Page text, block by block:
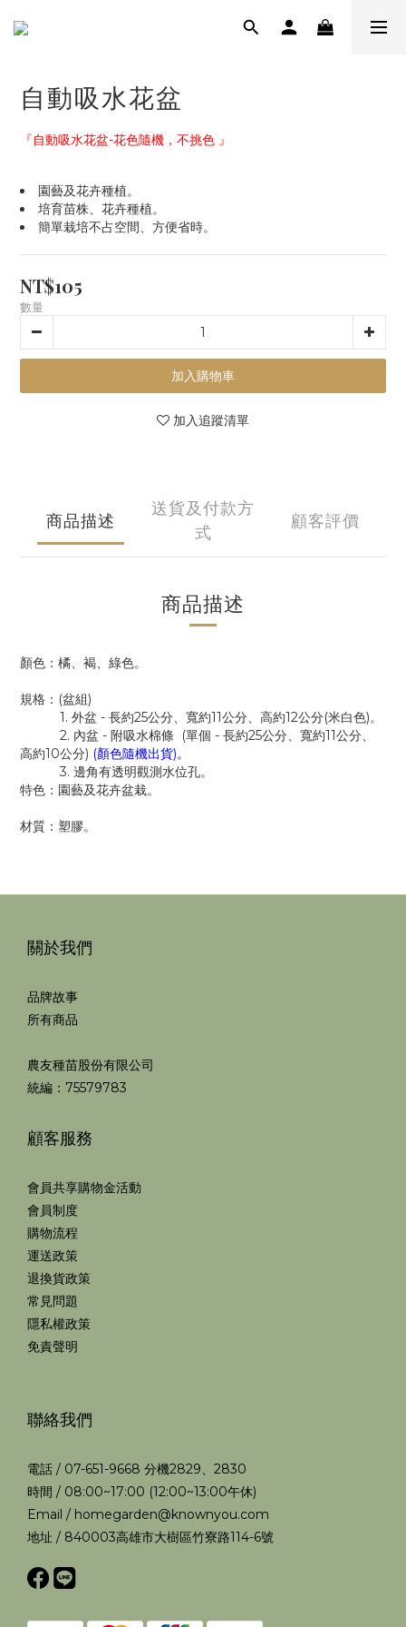
自動吸水花盆
『自動吸水花盆-花色隨機，不挑色 』
園藝及花卉種植。
培育苗株、花卉種植。
簡單栽培不占空間、方便省時。
NT$105
數量
加入購物車
加入追蹤清單
商品描述
送貨及付款方
式
顧客評價
商品描述
顏色：橘、褐、綠色。
規格：(盆組)
1. 外盆 - 長約25公分、寬約11公分、高約12公分(米白色)。
2. 內盆 - 附吸水棉條 (單個 - 長約25公分、寬約11公分、
高約10公分) (顏色隨機出貨)。
3. 邊角有透明觀測水位孔。
特色：園藝及花卉盆栽。
材質：塑膠。
關於我們
品牌故事
所有商品
農友種苗股份有限公司
統編：75579783
顧客服務
會員共享購物金活動
會員制度
購物流程
運送政策
退換貨政策
常見問題
隱私權政策
免責聲明
聯絡我們
電話 / 07-651-9668 分機2829、2830
時間 / 08:00~17:00 (12:00~13:00午休)
Email / homegarden@knownyou.com
地址 / 840003高雄市大樹區竹寮路114-6號